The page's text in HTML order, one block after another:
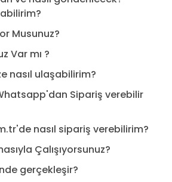
Musunuz?
Var mı ?
nasıl ulaşabilirim?
Sipariş verebilir
nasıl sipariş verebilirim?
Çalışıyorsunuz?
gerçekleşir?